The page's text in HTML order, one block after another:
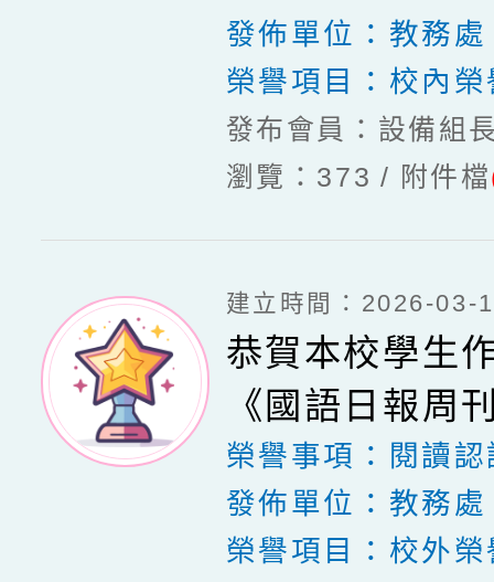
發佈單位： 教務處
榮譽項目： 校內榮
發布會員：設備組
瀏覽：373
附件檔
建立時間：2026-03-
恭賀本校學生
《國語日報周
榮譽事項： 閱讀
發佈單位： 教務處
榮譽項目： 校外榮